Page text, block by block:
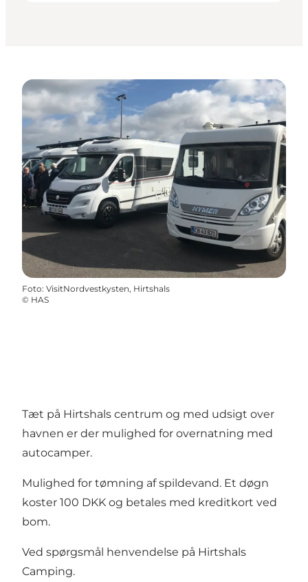
Foto: VisitNordvestkysten, Hirtshals
© HAS
Tæt på Hirtshals centrum og med udsigt over
havnen er der mulighed for overnatning med
autocamper.
Mulighed for tømning af spildevand. Et døgn
koster 100 DKK og betales med kreditkort ved
bom.
Ved spørgsmål henvendelse på Hirtshals
Camping.